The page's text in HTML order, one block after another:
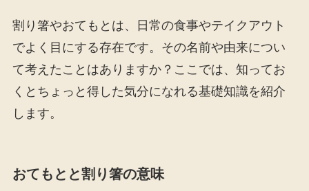
割り箸やおてもとは、日常の食事やテイクアウト
でよく目にする存在です。その名前や由来につい
て考えたことはありますか？ここでは、知ってお
くとちょっと得した気分になれる基礎知識を紹介
します。
おてもとと割り箸の意味